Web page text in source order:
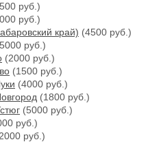
руб.)
руб.)
край) (4500 руб.)
руб.)
(2000 руб.)
(1500 руб.)
(4000 руб.)
(1800 руб.)
(5000 руб.)
руб.)
руб.)